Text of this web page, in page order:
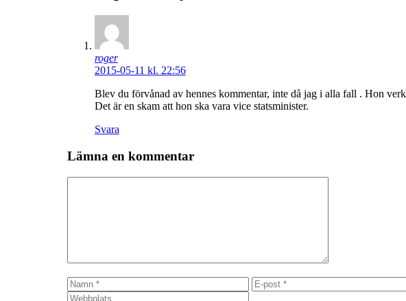
roger
2015-05-11 kl. 22:56
Blev du förvånad av hennes kommentar, inte då jag i alla fall . Hon
Det är en skam att hon ska vara vice statsminister.
Svara
Lämna en kommentar
Namn
E-
post